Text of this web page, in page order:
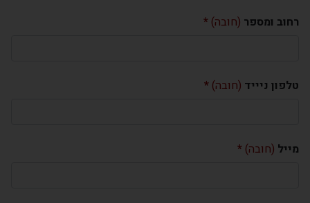
רחוב ומספר (חובה)
טלפון ניייד (חובה)
מייל (חובה)